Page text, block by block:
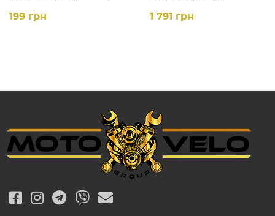
speed)
199 грн
(mod:RD-T4000-SGS) (9
speed)
1 791 грн